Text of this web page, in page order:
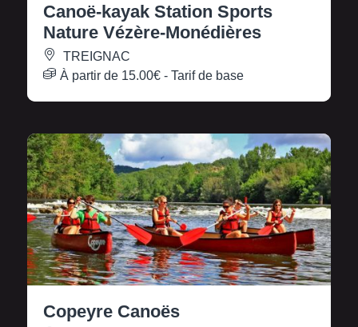
Canoë-kayak Station Sports
Nature Vézère-Monédières
TREIGNAC
À partir de 15.00€ - Tarif de base
Copeyre Canoës